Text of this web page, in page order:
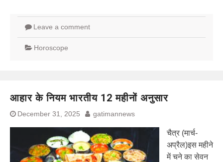
Leave a comment
Horoscope
आहार के नियम भारतीय 12 महीनों अनुसार
December 31, 2025 gatimannews
चैत्र (मार्च-
अप्रैल)इस महीने
में चने का सेवन